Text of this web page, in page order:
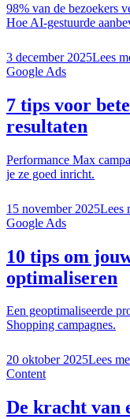
98% van de bezoekers
Hoe AI-gestuurde
3 december 2025Lees
Google Ads
7 tips voor
resultaten
Performance Max
je ze goed inricht.
15 november 2025Lees
Google Ads
10 tips om
optimaliseren
Een geoptimaliseerde
Shopping campagnes.
20 oktober 2025Lees
Content
De kracht van